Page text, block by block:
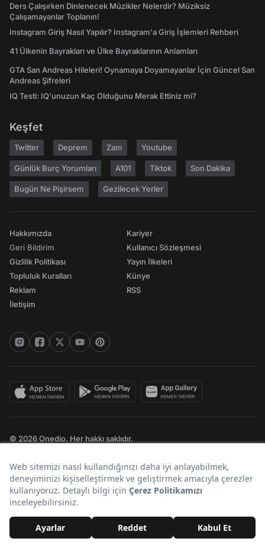
Ders Çalışırken Dinlenecek Müzikler Nelerdir? Müziksiz
Çalışamayanlar Toplanın!
Instagram Giriş Nasıl Yapılır? Instagram'a Giriş İşlemleri Rehberi
41 Ülkenin Bayrakları ve Ülke Bayraklarının Anlamları
GTA San Andreas Hileleri! Oynamaya Doyamayanlar İçin Güncel San
Andreas Şifreleri
IQ Testi: IQ'unuzun Kaç Olduğunu Merak Ettiniz mi?
Keşfet
Twitter Deprem Zam Youtube
Günlük Burç Yorumları A101 Tiktok Son Dakika
Bugün Ne Pişirsem Gezilecek Yerler
Hakkımızda
Geri Bildirim
Gizlilik Politikası
Topluluk Kuralları
Reklam
İletişim
Kariyer
Kullanıcı Sözleşmesi
Yayın İlkeleri
Künye
RSS
© 2026 Onedio. Her hakkı saklıdır.
Bir